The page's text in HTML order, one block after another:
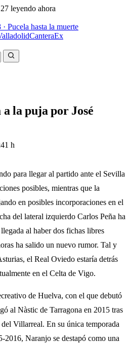
27 leyendo ahora
Pucela hasta la muerte
CanteraEx
a la puja por José
h
para llegar al partido ante el Sevilla
posibles, mientras que la
en posibles incorporaciones en el
del lateral izquierdo Carlos Peña ha
al haber dos fichas libres
ha salido un nuevo rumor. Tal y
el Real Oviedo estaría detrás
en el Celta de Vigo.
de Huelva, con el que debutó
al Nàstic de Tarragona en 2015 tras
Villarreal. En su única temporada
2016, Naranjo se destapó como una